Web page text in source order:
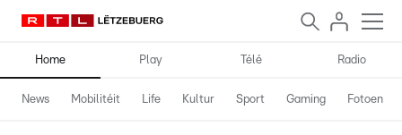
Home Play Télé Radio
News Mobilitéit Life Kultur Sport Gaming Fotoen